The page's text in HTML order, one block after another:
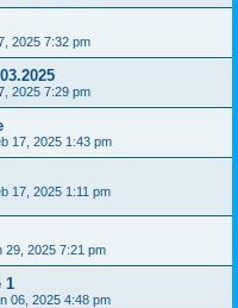
2025 7:32 pm
2025 7:29 pm
17, 2025 1:43 pm
17, 2025 1:11 pm
29, 2025 7:21 pm
1
06, 2025 4:48 pm